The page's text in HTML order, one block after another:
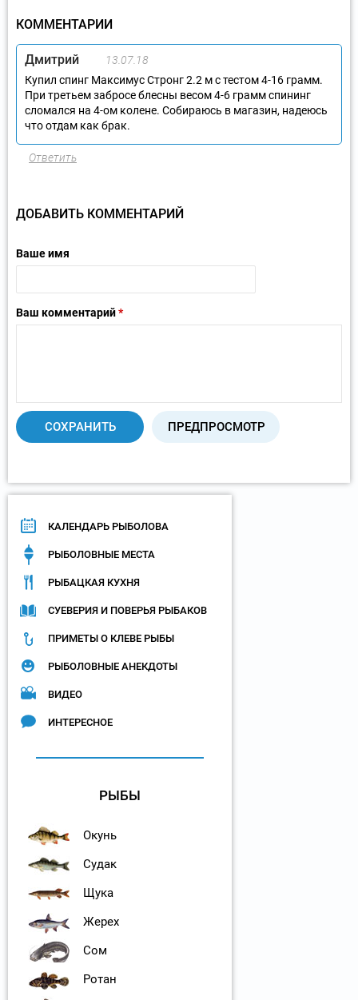
КОММЕНТАРИИ
Дмитрий
13.07.18
Купил спинг Максимус Стронг 2.2 м с тестом 4-16 грамм.
При третьем забросе блесны весом 4-6 грамм спининг
сломался на 4-ом колене. Собираюсь в магазин, надеюсь
что отдам как брак.
Ответить
ДОБАВИТЬ КОММЕНТАРИЙ
Ваше имя
Ваш комментарий*
КАЛЕНДАРЬ РЫБОЛОВА
РЫБОЛОВНЫЕ МЕСТА
РЫБАЦКАЯ КУХНЯ
СУЕВЕРИЯ И ПОВЕРЬЯ РЫБАКОВ
ПРИМЕТЫ О КЛЕВЕ РЫБЫ
РЫБОЛОВНЫЕ АНЕКДОТЫ
ВИДЕО
ИНТЕРЕСНОЕ
РЫБЫ
Окунь
Судак
Щука
Жерех
Сом
Ротан